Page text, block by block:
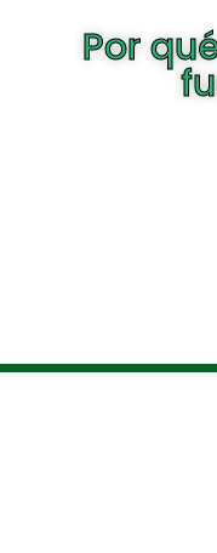
Por